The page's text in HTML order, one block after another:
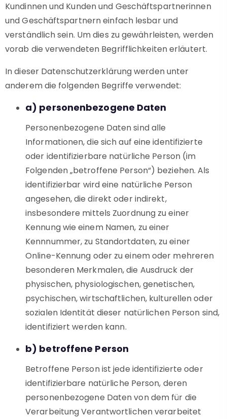
Kundinnen und Kunden und Geschäftspartnerinnen
und Geschäftspartnern einfach lesbar und
verständlich sein. Um dies zu gewährleisten, werden
vorab die verwendeten Begrifflichkeiten erläutert.
In dieser Datenschutzerklärung werden unter
anderem die folgenden Begriffe verwendet:
a) personenbezogene Daten
Personenbezogene Daten sind alle
Informationen, die sich auf eine identifizierte
oder identifizierbare natürliche Person (im
Folgenden „betroffene Person“) beziehen. Als
identifizierbar wird eine natürliche Person
angesehen, die direkt oder indirekt,
insbesondere mittels Zuordnung zu einer
Kennung wie einem Namen, zu einer
Kennnummer, zu Standortdaten, zu einer
Online-Kennung oder zu einem oder mehreren
besonderen Merkmalen, die Ausdruck der
physischen, physiologischen, genetischen,
psychischen, wirtschaftlichen, kulturellen oder
sozialen Identität dieser natürlichen Person sind,
identifiziert werden kann.
b) betroffene Person
Betroffene Person ist jede identifizierte oder
identifizierbare natürliche Person, deren
personenbezogene Daten von dem für die
Verarbeitung Verantwortlichen verarbeitet